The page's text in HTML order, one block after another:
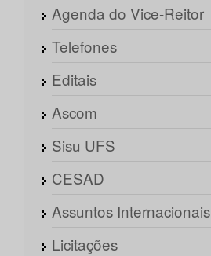
Agenda do Vice-Reitor
Telefones
Editais
Ascom
Sisu UFS
CESAD
Assuntos Internacionais
Licitações